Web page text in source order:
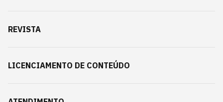
REVISTA
LICENCIAMENTO DE CONTEÚDO